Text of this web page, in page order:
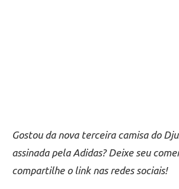
Gostou da nova terceira camisa do
assinada pela Adidas? Deixe seu
compartilhe o link nas redes sociais!